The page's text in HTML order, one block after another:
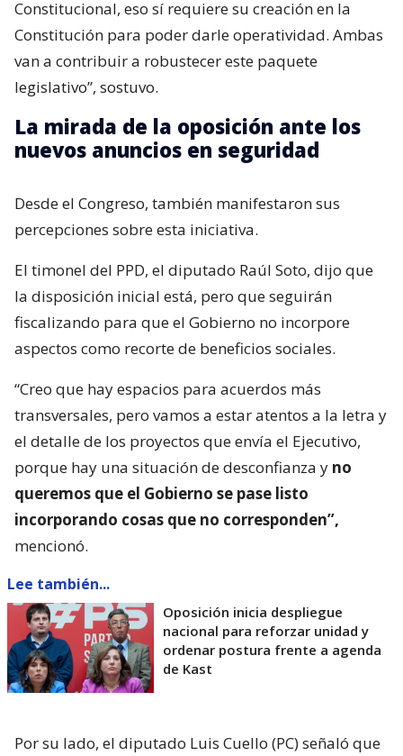
Constitucional, eso sí requiere su creación en la
Constitución para poder darle operatividad. Ambas
van a contribuir a robustecer este paquete
legislativo”, sostuvo.
La mirada de la oposición ante los
nuevos anuncios en seguridad
Desde el Congreso, también manifestaron sus
percepciones sobre esta iniciativa.
El timonel del PPD, el diputado Raúl Soto, dijo que
la disposición inicial está, pero que seguirán
fiscalizando para que el Gobierno no incorpore
aspectos como recorte de beneficios sociales.
“Creo que hay espacios para acuerdos más
transversales, pero vamos a estar atentos a la letra y
el detalle de los proyectos que envía el Ejecutivo,
porque hay una situación de desconfianza y no
queremos que el Gobierno se pase listo
incorporando cosas que no corresponden”,
mencionó.
Lee también...
Oposición inicia despliegue
nacional para reforzar unidad y
ordenar postura frente a agenda
de Kast
Por su lado, el diputado Luis Cuello (PC) señaló que